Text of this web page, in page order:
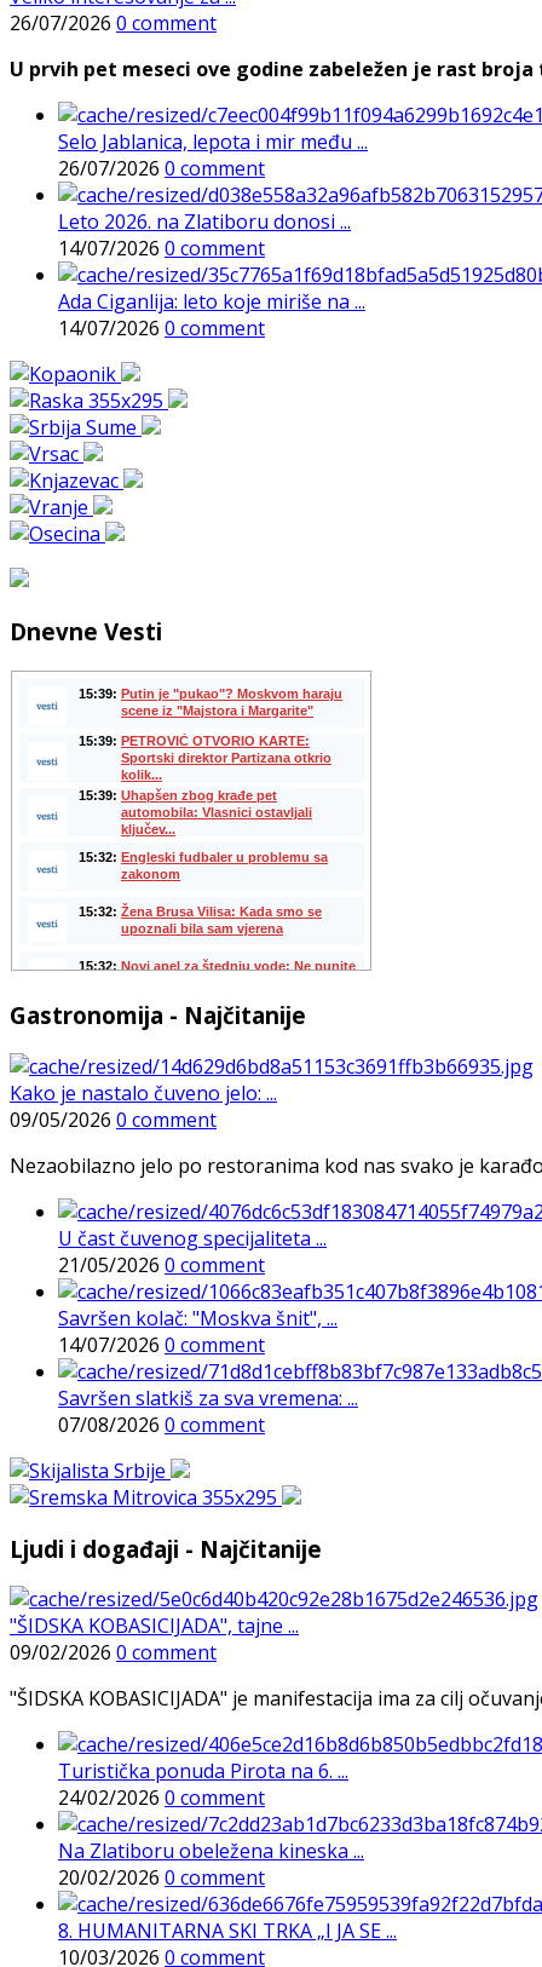
26/07/2026 0 comment
U prvih pet meseci ove godine zabeležen je rast
Selo Jablanica, lepota i mir među ...
26/07/2026 0 comment
Leto 2026. na Zlatiboru donosi ...
14/07/2026 0 comment
Ada Ciganlija: leto koje miriše na ...
14/07/2026 0 comment
Dnevne Vesti
Gastronomija - Najčitanije
Kako je nastalo čuveno jelo: ...
09/05/2026 0 comment
Nezaobilazno jelo po restoranima kod nas svako je
U čast čuvenog specijaliteta ...
21/05/2026 0 comment
Savršen kolač: "Moskva šnit", ...
14/07/2026 0 comment
Savršen slatkiš za sva vremena: ...
07/08/2026 0 comment
Ljudi i događaji - Najčitanije
"ŠIDSKA KOBASICIJADA", tajne ...
09/02/2026 0 comment
"ŠIDSKA KOBASICIJADA" je manifestacija ima za cilj
Turistička ponuda Pirota na 6. ...
24/02/2026 0 comment
Na Zlatiboru obeležena kineska ...
20/02/2026 0 comment
8. HUMANITARNA SKI TRKA „I JA SE ...
10/03/2026 0 comment